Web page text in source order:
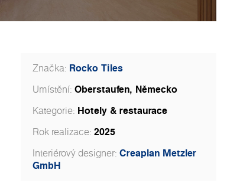
Značka: Rocko Tiles
Umístění: Oberstaufen, Německo
Kategorie: Hotely & restaurace
Rok realizace: 2025
Interiérový designer: Creaplan Metzler
GmbH